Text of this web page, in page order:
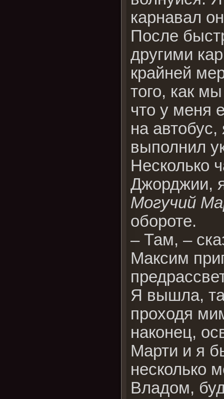
карнавал
После
другими
крайней
того, как
что у меня
на
выполнил
Несколько
Джорджии,
Могучий
обороте.
– Там, –
Максим
Я вышла,
проходя
наконец,
Марти и я
несколько
Владом,